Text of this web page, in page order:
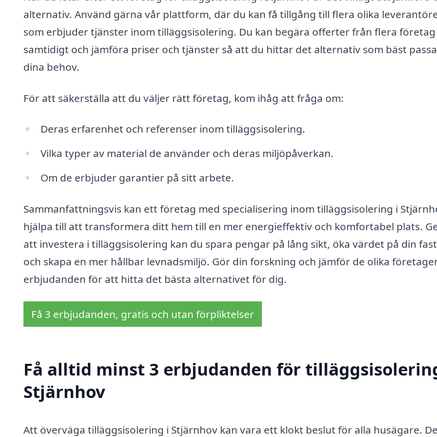
alternativ. Använd gärna vår plattform, där du kan få tillgång till flera olika
som erbjuder tjänster inom tilläggsisolering. Du kan begära offerter från flera företag
samtidigt och jämföra priser och tjänster så att du hittar det alternativ som bäst
dina behov.
För att säkerställa att du väljer rätt företag, kom ihåg att fråga om:
Deras erfarenhet och referenser inom tilläggsisolering.
Vilka typer av material de använder och deras miljöpåverkan.
Om de erbjuder garantier på sitt arbete.
Sammanfattningsvis kan ett företag med specialisering inom tilläggsisolering i
hjälpa till att transformera ditt hem till en mer energieffektiv och komfortabel plats.
att investera i tilläggsisolering kan du spara pengar på lång sikt, öka värdet på din
och skapa en mer hållbar levnadsmiljö. Gör din forskning och jämför de olika
erbjudanden för att hitta det bästa alternativet för dig.
Få 3 erbjudanden, gratis och utan förpliktelser
Få alltid minst 3 erbjudanden för
Stjärnhov
Att överväga tilläggsisolering i Stjärnhov kan vara ett klokt beslut för alla husägare.